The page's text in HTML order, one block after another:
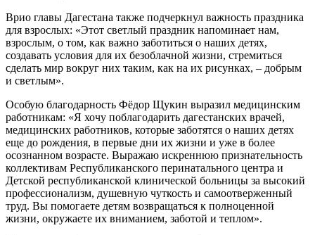
Врио главы Дагестана также подчеркнул важность праздника
для взрослых: «Этот светлый праздник напоминает нам,
взрослым, о том, как важно заботиться о наших детях,
создавать условия для их безоблачной жизни, стремиться
сделать мир вокруг них таким, как на их рисунках, – добрым
и светлым».
Особую благодарность Фёдор Щукин выразил медицинским
работникам: «Я хочу поблагодарить дагестанских врачей,
медицинских работников, которые заботятся о наших детях
еще до рождения, в первые дни их жизни и уже в более
осознанном возрасте. Выражаю искреннюю признательность
коллективам Республиканского перинатального центра и
Детской республиканской клинической больницы за высокий
профессионализм, душевную чуткость и самоотверженный
труд. Вы помогаете детям возвращаться к полноценной
жизни, окружаете их вниманием, заботой и теплом».